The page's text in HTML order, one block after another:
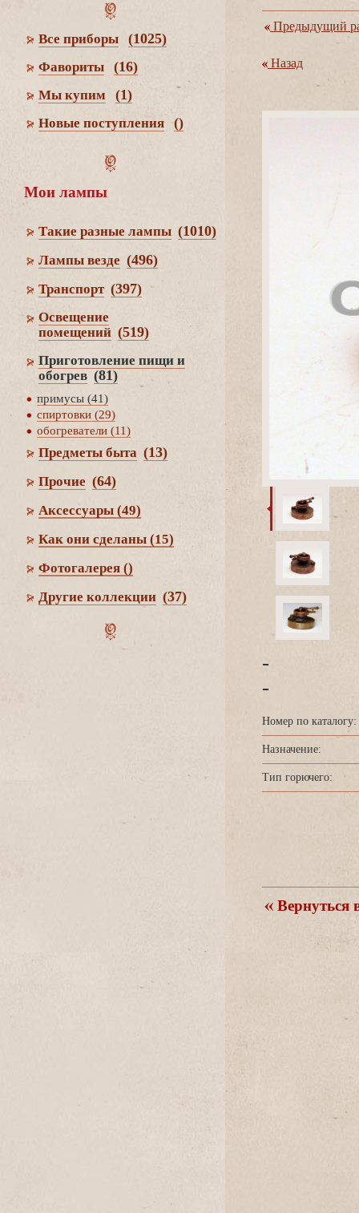
се приборы (1025)
Фавориты (16)
Мы купим (1)
Новые поступления ()
Мои лампы
Такие разные лампы (1010)
Лампы везде (496)
Транспорт (397)
Освещение
помещений (519)
Приготовление пищи и
обогре (81)
примусы (41)
спиртовки (29)
обогреватели (11)
Предметы быта (13)
Прочие (64)
Аксессуары (49)
Как они сделаны (15)
Фотогалерея ()
Другие коллекции (37)
Предыдущий
Назад
-
-
Номер по каталогу:
Назначение:
Тип горючего:
ернуться